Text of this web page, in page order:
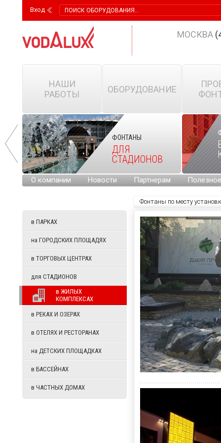
Вход
МОСКВА
НАШИ
РАБОТЫ
ОБОРУДОВАНИЕ
ФОНТАНЫ
ДЛЯ
СТАДИОНОВ
О компании Новости Партнерам Полезное
Фонтаны по месту
в ПАРКАХ
на ГОРОДСКИХ ПЛОЩАДЯХ
в ТОРГОВЫХ ЦЕНТРАХ
для СТАДИОНОВ
в ЖИЛЫХ
КОМПЛЕКСАХ
в РЕКАХ И ОЗЕРАХ
в ОТЕЛЯХ И РЕСТОРАНАХ
на ДЕТСКИХ ПЛОЩАДКАХ
в БАССЕЙНАХ
в ЧАСТНЫХ ДОМАХ